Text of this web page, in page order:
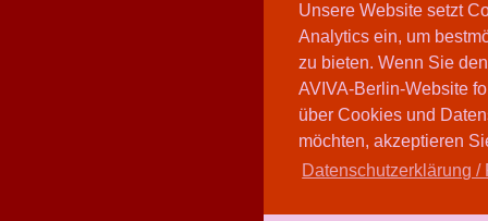
Unsere Website setzt
Analytics ein, um
zu bieten. Wenn Sie
AVIVA-Berlin-Website
über Cookies und
möchten, akzeptieren
Datenschutzerklärung /